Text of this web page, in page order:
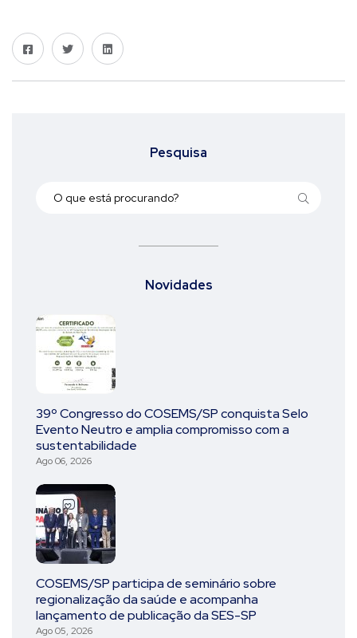
Pesquisa
Novidades
39º Congresso do COSEMS/SP conquista Selo
Evento Neutro e amplia compromisso com a
sustentabilidade
Ago 06, 2026
COSEMS/SP participa de seminário sobre
regionalização da saúde e acompanha
lançamento de publicação da SES-SP
Ago 05, 2026